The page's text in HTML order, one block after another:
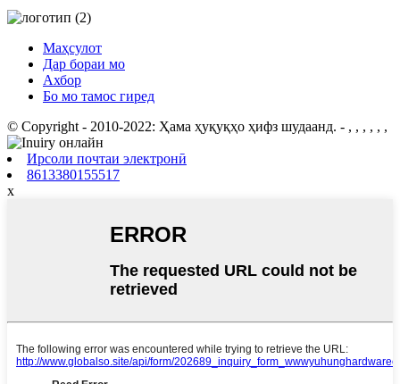
Маҳсулот
Дар бораи мо
Ахбор
Бо мо тамос гиред
© Copyright - 2010-2022: Ҳама ҳуқуқҳо ҳифз шудаанд. - , , , , , ,
Ирсоли почтаи электронӣ
8613380155517
x